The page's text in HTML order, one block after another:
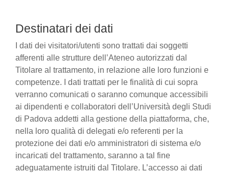
Destinatari dei dati
I dati dei visitatori/utenti sono trattati dai soggetti
afferenti alle strutture dell’Ateneo autorizzati dal
Titolare al trattamento, in relazione alle loro funzioni e
competenze. I dati trattati per le finalità di cui sopra
verranno comunicati o saranno comunque accessibili
ai dipendenti e collaboratori dell’Università degli Studi
di Padova addetti alla gestione della piattaforma, che,
nella loro qualità di delegati e/o referenti per la
protezione dei dati e/o amministratori di sistema e/o
incaricati del trattamento, saranno a tal fine
adeguatamente istruiti dal Titolare. L’accesso ai dati